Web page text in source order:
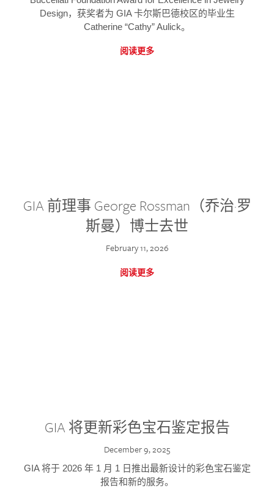
Design，获奖者为 GIA 卡尔斯巴德校区的毕业生
Catherine “Cathy” Aulick。
阅读更多
GIA 前理事 George Rossman（乔治·罗
斯曼）博士去世
February 11, 2026
阅读更多
GIA 将更新彩色宝石鉴定报告
December 9, 2025
GIA 将于 2026 年 1 月 1 日推出最新设计的彩色宝石鉴定
报告和新的服务。